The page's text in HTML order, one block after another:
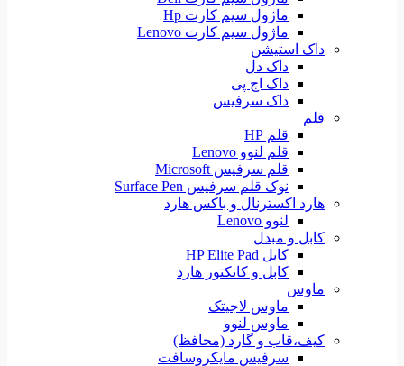
ماژول سیم کارت Hp
ماژول سیم کارت Lenovo
داک استیشن
داک دل
داک اچ پی
داک سرفیس
قلم
قلم HP
قلم لنوو Lenovo
قلم سرفیس Microsoft
نوک قلم سرفیس Surface Pen
هارد اکسترنال و باکس هارد
لنوو Lenovo
کابل و مبدل
کابل HP Elite Pad
کابل و کانکتور هارد
ماوس
ماوس لاجیتک
ماوس لنوو
کیف،قاب و گارد (محافظ)
سرفیس مایکروسافت